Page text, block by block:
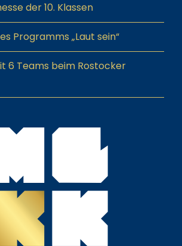
der 10. Klassen
Programms „Laut sein“
6 Teams beim Rostocker